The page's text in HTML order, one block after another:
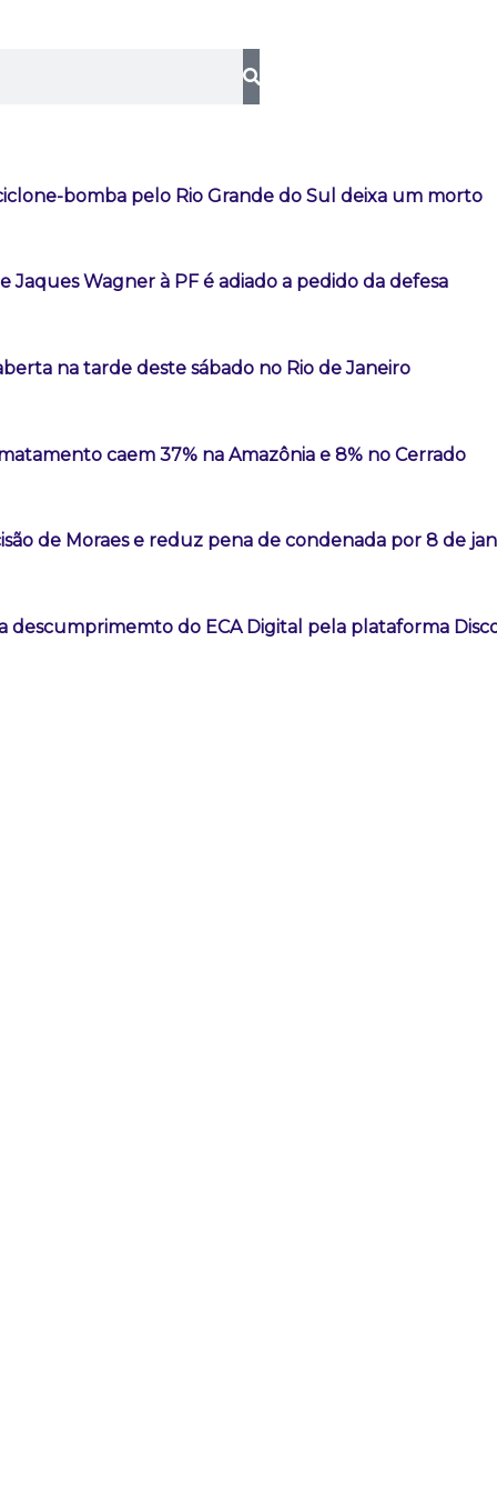
bomba pelo Rio Grande do Sul deixa um morto
Jaques Wagner à PF é adiado a pedido da defesa
na tarde deste sábado no Rio de Janeiro
caem 37% na Amazônia e 8% no Cerrado
de Moraes e reduz pena de condenada por 8 de
descumprimemto do ECA Digital pela plataforma